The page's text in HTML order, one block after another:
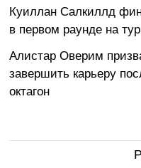
Куиллан Салкиллд
в первом раунде на
Алистар Оверим
завершить карьеру
октагон